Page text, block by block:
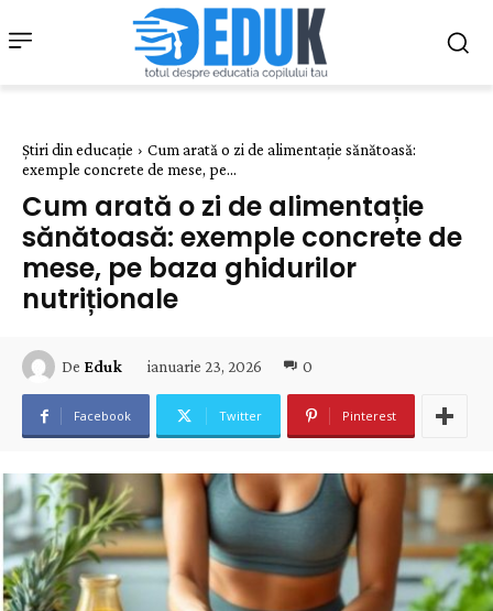
Știri din educație
Cum arată o zi de alimentație sănătoasă:
exemple concrete de mese, pe...
Cum arată o zi de alimentație
sănătoasă: exemple concrete de
mese, pe baza ghidurilor
nutriționale
De Eduk ianuarie 23, 2026 0
Facebook Twitter Pinterest